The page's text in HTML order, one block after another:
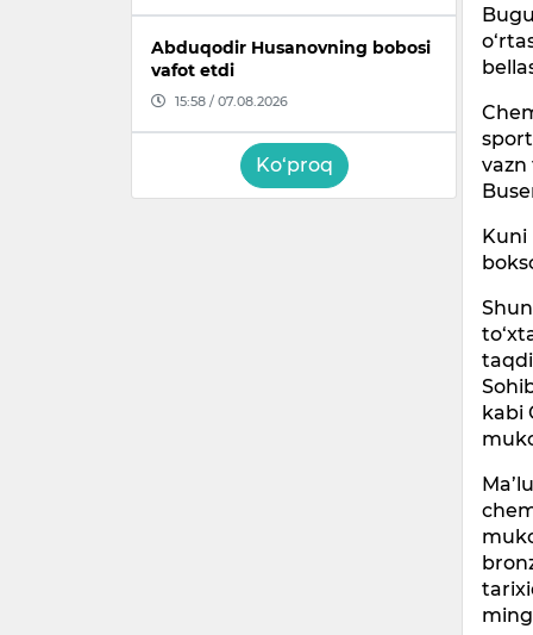
Abduqodir Husanovning bobosi
vafot etdi
15:58 / 07.08.2026
Ko‘proq
kabi